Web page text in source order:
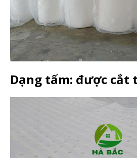
Dạng tấm: được cắt